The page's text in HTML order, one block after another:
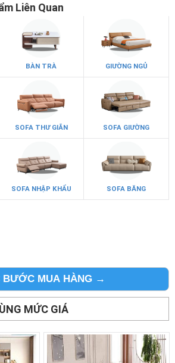
Liên Quan
BÀN TRÀ GIƯỜNG NGỦ
SOFA THƯ GIÃN SOFA GIƯỜNG
SOFA NHẬP KHẨU SOFA BĂNG
BƯỚC MUA HÀNG →
MỨC GIÁ